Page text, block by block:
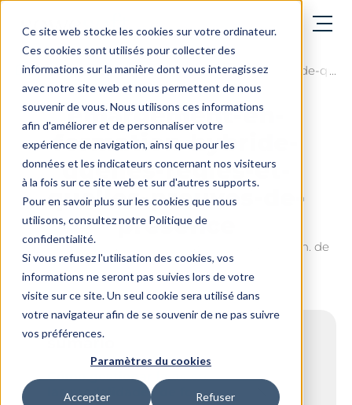
Ce site web stocke les cookies sur votre ordinateur.
Ces cookies sont utilisés pour collecter des
informations sur la manière dont vous interagissez
avec notre site web et nous permettent de nous
souvenir de vous. Nous utilisons ces informations
afin d'améliorer et de personnaliser votre
expérience de navigation, ainsi que pour les
données et les indicateurs concernant nos visiteurs
à la fois sur ce site web et sur d'autres supports.
Pour en savoir plus sur les cookies que nous
utilisons, consultez notre Politique de
confidentialité.
Si vous refusez l'utilisation des cookies, vos
informations ne seront pas suivies lors de votre
visite sur ce site. Un seul cookie sera utilisé dans
votre navigateur afin de se souvenir de ne pas suivre
vos préférences.
Paramètres du cookies
Accepter Refuser
abrir el menú
El blog emargement-en-formation-hybride-
emargement-en-
formation-hybride-
quelles-regles-et-
quelles-preuves-de-
presence
Última actualización el: 2 de abril de 2026 - 7 min. de
lectura
sumario
Cómo gestionar la asistencia según
las modalidades de formación